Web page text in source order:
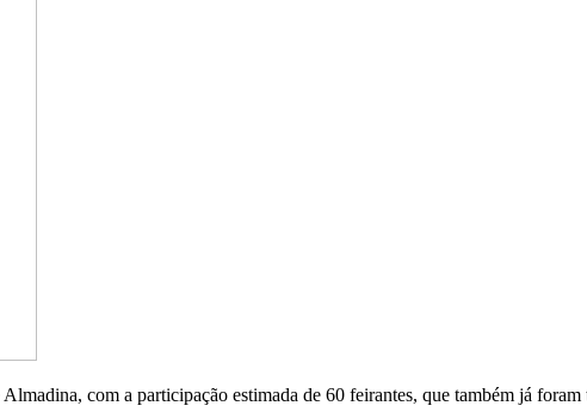
com a participação estimada de 60 feirantes, que também já